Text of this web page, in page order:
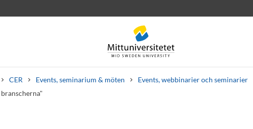
CER Events, seminarium & möten
Events, webbinarier och seminarier